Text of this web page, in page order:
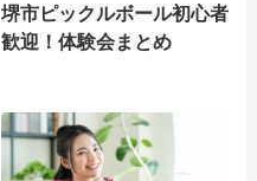
堺市ピックルボール初心者
歓迎！体験会まとめ